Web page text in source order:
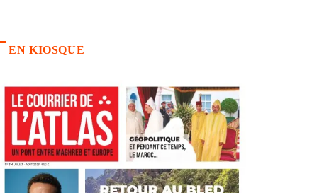
EN KIOSQUE